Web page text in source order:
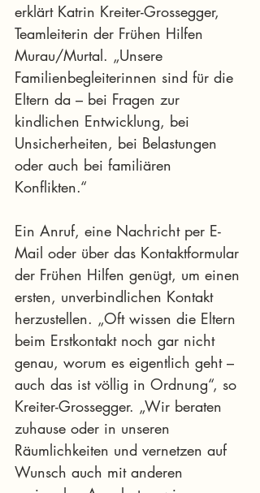
erklärt Katrin Kreiter-Grossegger,
Teamleiterin der Frühen Hilfen
Murau/Murtal. „Unsere
Familienbegleiterinnen sind für die
Eltern da – bei Fragen zur
kindlichen Entwicklung, bei
Unsicherheiten, bei Belastungen
oder auch bei familiären
Konflikten.“
Ein Anruf, eine Nachricht per E-
Mail oder über das Kontaktformular
der Frühen Hilfen genügt, um einen
ersten, unverbindlichen Kontakt
herzustellen. „Oft wissen die Eltern
beim Erstkontakt noch gar nicht
genau, worum es eigentlich geht –
auch das ist völlig in Ordnung“, so
Kreiter-Grossegger. „Wir beraten
zuhause oder in unseren
Räumlichkeiten und vernetzen auf
Wunsch auch mit anderen